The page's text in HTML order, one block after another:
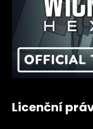
Licenční